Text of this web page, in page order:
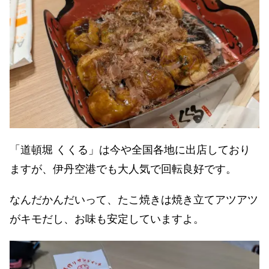
「道頓堀 くくる」は今や全国各地に出店しており
ますが、伊丹空港でも大人気で回転良好です。
なんだかんだいって、たこ焼きは焼き立てアツアツ
がキモだし、お味も安定していますよ。